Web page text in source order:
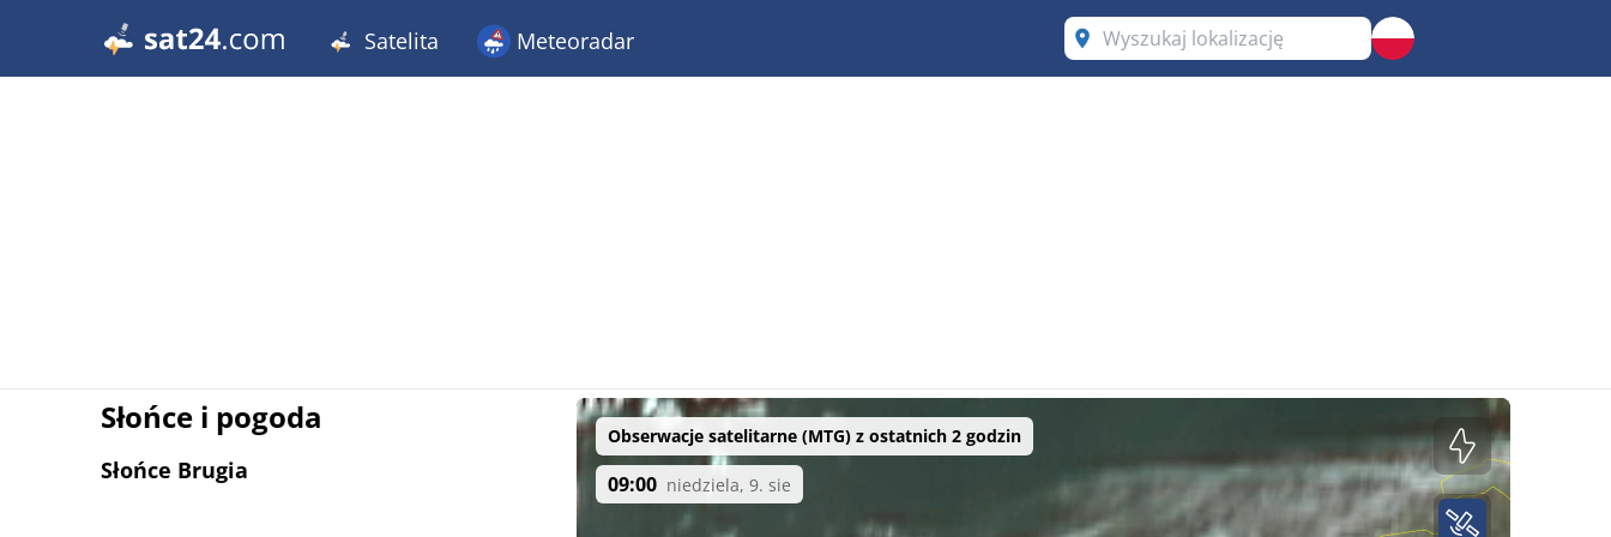
Satelita Meteoradar
Słońce i pogoda
Słońce Brugia
Obserwacje satelitarne (MTG) z ostatnich 2 godzin
09:00 niedziela, 9. sie